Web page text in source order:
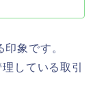
象です。
している取引